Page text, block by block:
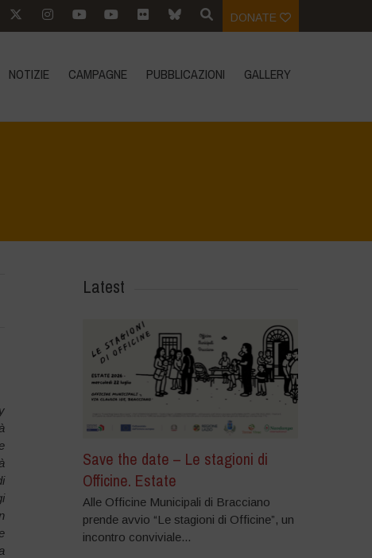
DONATE
NOTIZIE CAMPAGNE PUBBLICAZIONI GALLERY
Latest
Save the date – Le stagioni di
Officine. Estate
Alle Officine Municipali di Bracciano
prende avvio “Le stagioni di Officine”, un
incontro conviviale...